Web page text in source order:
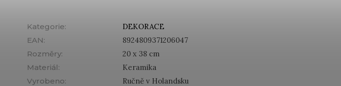
Kategorie:
DEKORACE
EAN:
8924809371206047
Rozměry:
20 x 38 cm
Materiál:
Keramika
Vyrobeno: Ručně v Holandsku